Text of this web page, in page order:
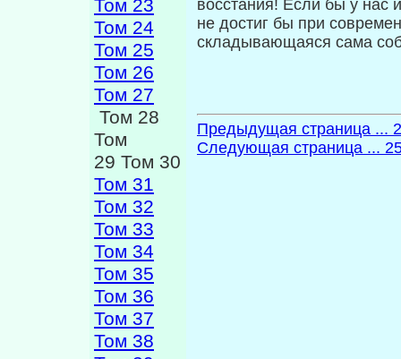
Том 23
Том 24
Том 25
Том 26
Том 27
Том 28
Том
29 Том 30
Том 31
Том 32
Том 33
Том 34
Том 35
Том 36
Том 37
Том 38
восстания! Если бы у нас
не достиг бы при
складывающаяся сама
Предыдущая страница ...
Следующая страница ...